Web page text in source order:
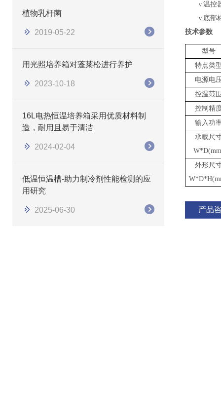
植物乳杆菌
2019-05-22
用光照培养箱对蓬莱松进行养护
2023-10-18
16L电热恒温培养箱采用优质材料制
造，耐用且易于清洁
2024-02-04
低温恒温槽-助力制冷剂性能检测的应
用研究
2025-06-30
v 温控
v 底部
技术参数
型号
特点类
电源电
控温范
控制精
输入功
承载尺
外形尺
产品